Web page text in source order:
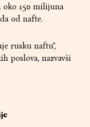
oko 150 milijuna
od nafte.
rusku naftu",
poslova, nazvavši